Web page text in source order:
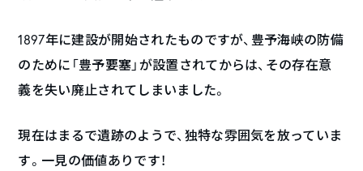
1897年に建設が開始されたものですが、豊予海峡の防備
のために「豊予要塞」が設置されてからは、その存在意
義を失い廃止されてしまいました。
現在はまるで遺跡のようで、独特な雰囲気を放っていま
す。一見の価値ありです！